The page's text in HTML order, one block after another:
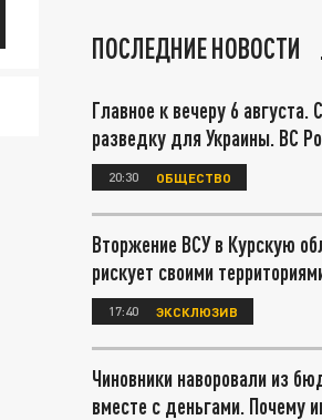
ПОСЛЕДНИЕ НОВОСТИ
Главное к вечеру 6
разведку для Украины. ВС
20:30 ОБЩЕСТВО
Вторжение ВСУ в Курскую
рискует своими
17:40 ЭКСКЛЮЗИВ
Чиновники наворовали из
вместе с деньгами. Почему